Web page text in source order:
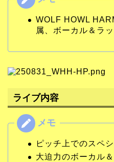
WOLF HOWL
属、ボーカル＆ラ
ライブ内容
ピッチ上でのスペ
大迫力のボーカル